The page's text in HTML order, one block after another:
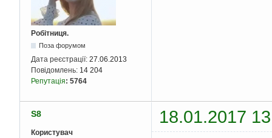
Робітниця.
Поза форумом
Дата реєстрації: 27.06.2013
Повідомлень: 14 204
Репутація: 5764
S8 18.01.2017
Користувач